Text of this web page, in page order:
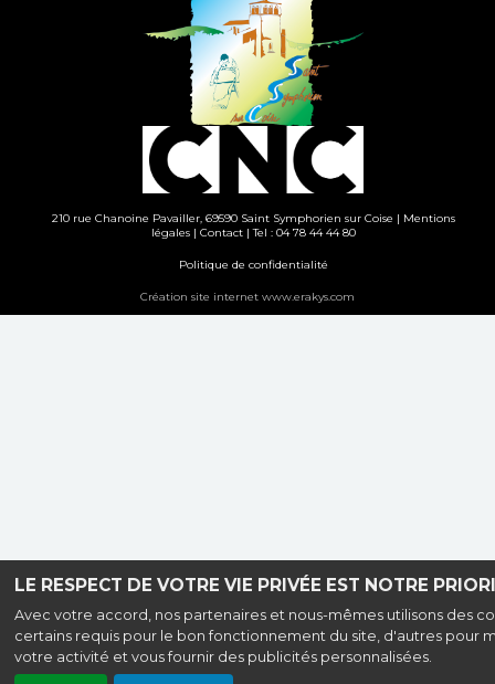
LE RESPECT DE VOTRE VIE PRIVÉE EST NOTRE
Avec votre accord, nos partenaires et nous-mêmes utilisons des
certains requis pour le bon fonctionnement du site, d'autres pour
votre activité et vous fournir des publicités personnalisées.
210 rue Chanoine Pavailler, 69590 Saint Symphorien sur Coise | Mentions
légales| Contact| Tel : 04 78 44 44 80
Politique de confidentialité
Création site internet www.erakys.com